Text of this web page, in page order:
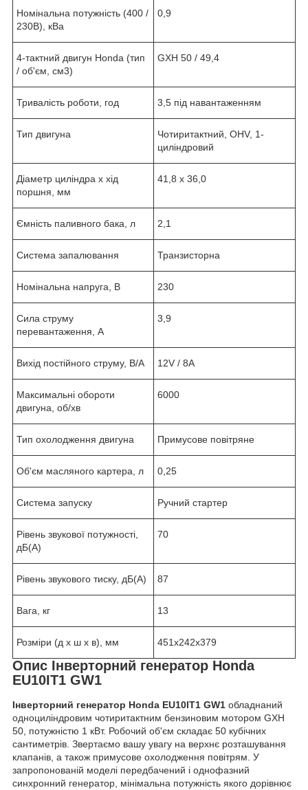
Номінальна потужність (400 /
230В), кВа
0,9
4-тактний двигун Honda (тип
/ об'єм, см3)
GXH 50 / 49,4
Тривалість роботи, год 3,5 під навантаженням
Тип двигуна
Чотиритактний, OHV, 1-
циліндровий
Діаметр циліндра х хід
поршня, мм
41,8 x 36,0
Ємність паливного бака, л 2,1
Система запалювання Транзисторна
Номінальна напруга, В 230
Сила струму
перевантаження, А
3,9
Вихід постійного струму, В/А 12V / 8A
Максимальні обороти
двигуна, об/хв
6000
Тип охолодження двигуна Примусове повітряне
Об'єм масляного картера, л 0,25
Система запуску Ручний стартер
Рівень звукової потужності,
дБ(А)
70
Рівень звукового тиску, дБ(А) 87
Вага, кг 13
Розміри (д х ш х в), мм 451х242х379
Опис Інверторний генератор Honda
EU10IT1 GW1
Інверторний генератор Honda EU10IT1 GW1 обладнаний
одноциліндровим чотиритактним бензиновим мотором GXH
50, потужністю 1 кВт. Робочий об'єм складає 50 кубічних
сантиметрів. Звертаємо вашу увагу на верхнє розташування
клапанів, а також примусове охолодження повітрям. У
запропонованій моделі передбачений і однофазний
синхронний генератор, мінімальна потужність якого дорівнює